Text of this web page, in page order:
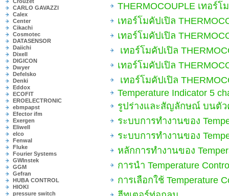
CARLO GAVAZZI
Calex
Center
Cikachi
Cosmotec
DATASENSOR
Daiichi
Dixell
DIGICON
Dwyer
Defelsko
Denki
Eddox
ECOFIT
EROELECTRONIC
ebmpapst
Efector ifm
Exergen
Eliwell
elco
Fenwal
Fluke
Fourier Systems
GWInstek
GGM
Gefran
HUBA CONTROL
HIOKI
pressure switch
THERMOCOUPLE เทอร์โ
เทอร์โมคัปเปิล
เทอร์โมคัปเปิล
เทอร์โมคัปเปิล
เทอร์โมคัปเปิล
เทอร์โมคัปเปิล
Temperature Indicator 5
รูปร่างและสัญลักษณ์ บนตั
ระบบการทำงานของ
ระบบการทำงานของ
หลักการทำงานของ
การนำ Temperature
การเลือกใช้ Temperature